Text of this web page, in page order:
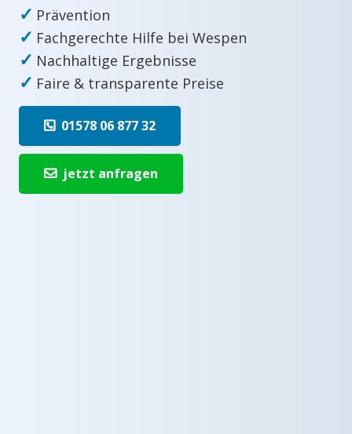
✓ Prävention
✓ Fachgerechte Hilfe bei Wespen
✓ Nachhaltige Ergebnisse
✓ Faire & transparente Preise
01578 06 877 32
jetzt anfragen